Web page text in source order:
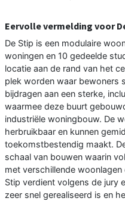
Eervolle vermelding voor
De Stip is een modulaire
woningen en 10 gedeelde
locatie aan de rand van het
plek worden waar bewoners
bijdragen aan een sterke,
waarmee deze buurt
industriële woningbouw. De
herbruikbaar en kunnen
toekomstbestendig maakt.
schaal van bouwen waarin
met verschillende
Stip verdient volgens de jury
zeer snel gerealiseerd is en